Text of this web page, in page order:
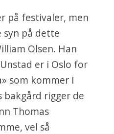
på festivaler, men
på dette
Olsen. Han
er i Oslo for
som kommer i
bakgård rigger de
Thomas
vel så